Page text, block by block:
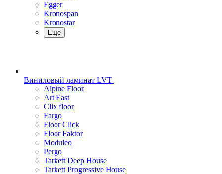
Egger
Kronospan
Kronostar
Еще
Виниловый ламинат LVT
Alpine Floor
Art East
Clix floor
Fargo
Floor Click
Floor Faktor
Moduleo
Pergo
Tarkett Deep House
Tarkett Progressive House